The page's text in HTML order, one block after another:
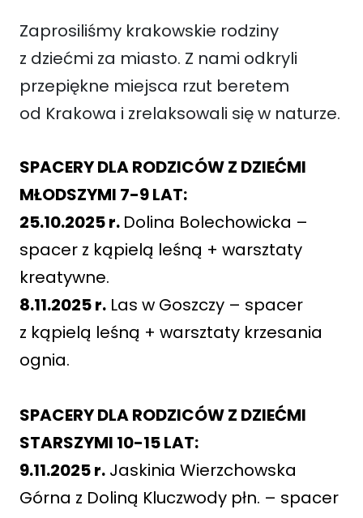
Zaprosiliśmy krakowskie rodziny
z dziećmi za miasto. Z nami odkryli
przepiękne miejsca rzut beretem
od Krakowa i zrelaksowali się w naturze.
SPACERY DLA RODZICÓW Z DZIEĆMI
MŁODSZYMI 7-9 LAT:
25.10.2025 r. Dolina Bolechowicka –
spacer z kąpielą leśną + warsztaty
kreatywne.
8.11.2025 r. Las w Goszczy – spacer
z kąpielą leśną + warsztaty krzesania
ognia.
SPACERY DLA RODZICÓW Z DZIEĆMI
STARSZYMI 10-15 LAT:
9.11.2025 r. Jaskinia Wierzchowska
Górna z Doliną Kluczwody płn. – spacer